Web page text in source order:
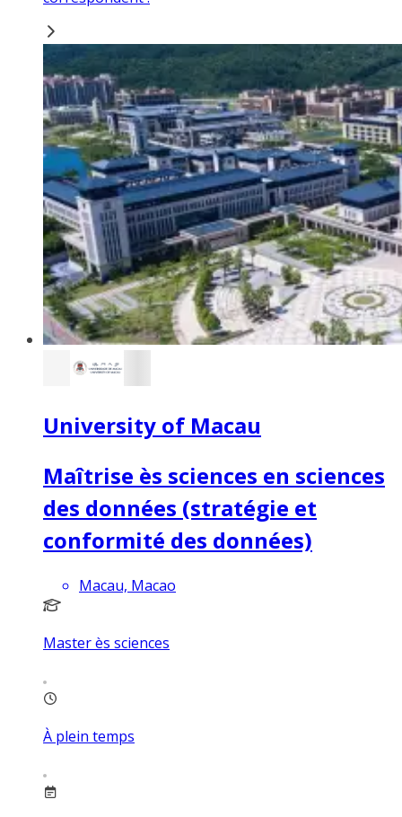
University of Macau
Maîtrise ès sciences en sciences
des données (stratégie et
conformité des données)
Macau, Macao
Master ès sciences
À plein temps